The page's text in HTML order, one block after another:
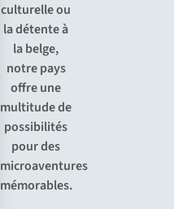
culturelle ou
la détente à
la belge,
notre pays
offre une
multitude de
possibilités
pour des
microaventures
mémorables.